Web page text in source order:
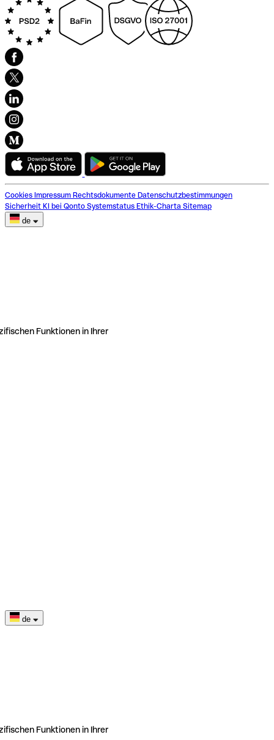
Cookies Impressum Rechtsdokumente Datenschutzbestimmungen
Sicherheit KI bei Qonto Systemstatus Ethik-Charta Sitemap
de
Funktionen in Ihrer
de
Funktionen in Ihrer